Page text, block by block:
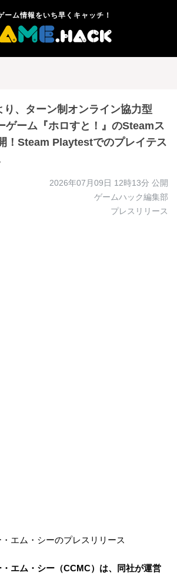
ーム情報をいち早くキャッチ！
り、ターン制オンライン協力型
ゲーム『ホロすと！』のSteamス
！Steam Playtestでのプレイテス
2026年07月09日 12時13分 公開
ゲームハック編集部
プレスリリース
エム・シーのプレスリリース
エム・シー（CCMC）は、同社が運営